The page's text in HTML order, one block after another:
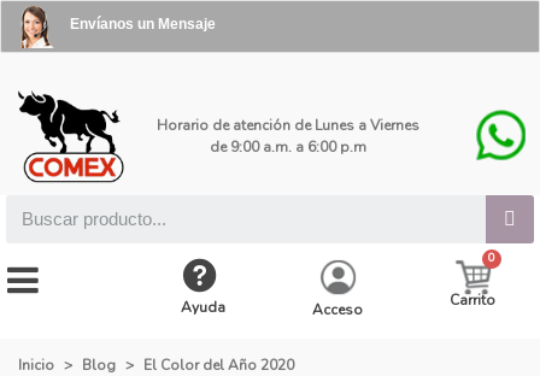
Envíanos un Mensaje
Horario de atención de Lunes a Viernes
de 9:00 a.m. a 6:00 p.m
Ayuda Acceso Carrito
Inicio > Blog > El Color del Año 2020